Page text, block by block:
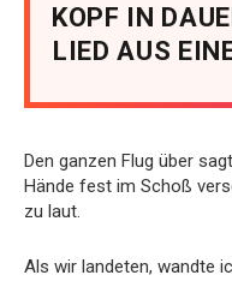
KOPF IN
LIED AUS
Den ganzen Flug über
Hände fest im Schoß
zu laut.
Als wir landeten, wandte